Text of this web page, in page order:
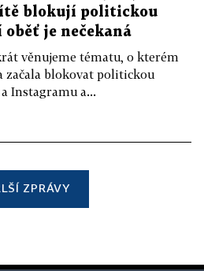
blokují politickou
je nečekaná
věnujeme tématu, o kterém
začala blokovat politickou
Instagramu a...
ZPRÁVY